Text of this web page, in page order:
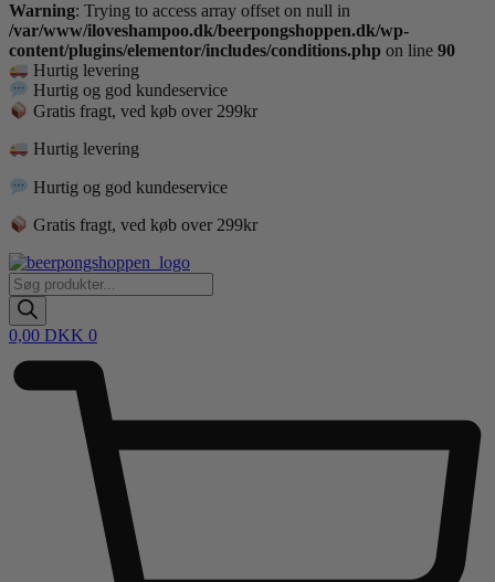
Warning: Trying to access array offset on null in
/var/www/iloveshampoo.dk/beerpongshoppen.dk/wp-
content/plugins/elementor/includes/conditions.php on line 90
Hurtig levering
Hurtig og god kundeservice
Gratis fragt, ved køb over 299kr
Hurtig levering
Hurtig og god kundeservice
Gratis fragt, ved køb over 299kr
Products
search
0,00 DKK 0